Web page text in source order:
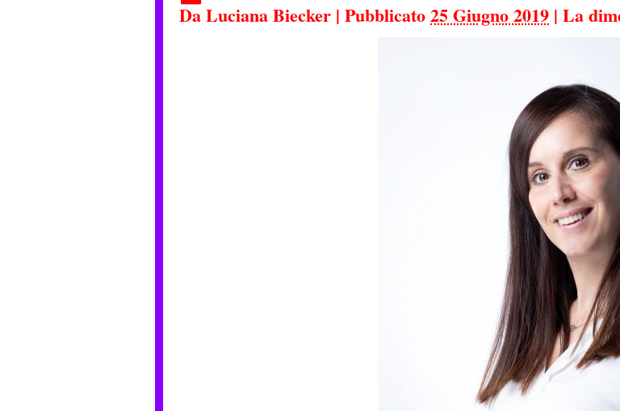
DaLuciana Biecker | Pubblicato25 Giugno 2019 | La